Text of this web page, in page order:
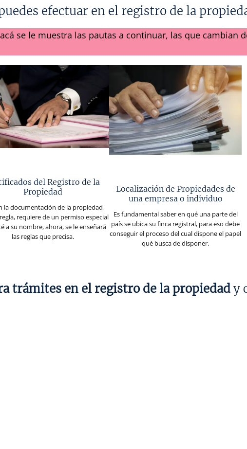
efectuar en el registro de la
se le muestra las pautas a continuar, las que cambian
del Registro de la
Propiedad
la documentación de la propiedad
requiere de un permiso especial
a su nombre, ahora, se le enseñará
las reglas que precisa.
Localización de Propiedades de
una empresa o individuo
Es fundamental saber en qué una parte del
país se ubica su finca registral, para eso debe
conseguir el proceso del cual dispone el papel
qué busca de disponer.
trámites en el registro de la propiedady